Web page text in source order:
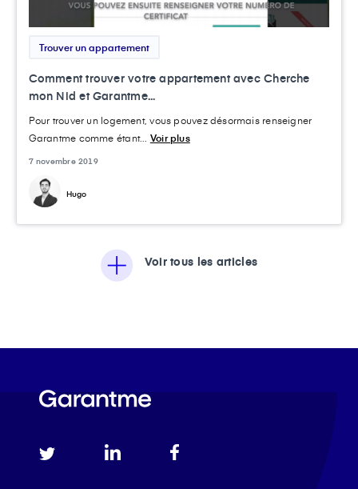
Trouver un appartement
Comment trouver votre appartement avec Cherche
mon Nid et Garantme...
Pour trouver un logement, vous pouvez désormais renseigner
Garantme comme étant... Voir plus
7 novembre 2019
Hugo
Voir tous les articles